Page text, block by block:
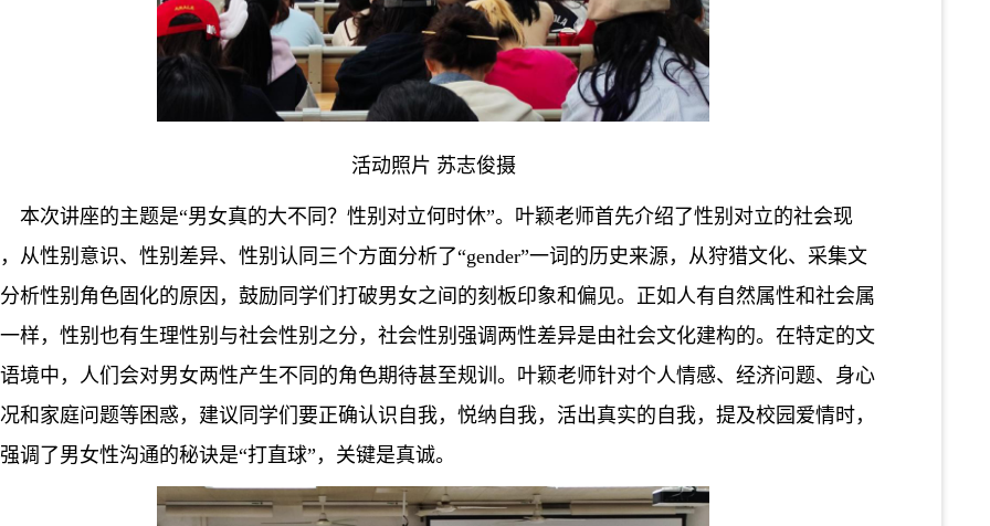
活动照片 苏志俊摄
本次讲座的主题是“男女真的大不同？性别对立何时休”。叶颖老师首先介绍了性别对立的社会现
从性别意识、性别差异、性别认同三个方面分析了“gender”一词的历史来源，从狩猎文化、采集文
析性别角色固化的原因，鼓励同学们打破男女之间的刻板印象和偏见。正如人有自然属性和社会属
样，性别也有生理性别与社会性别之分 ， 社会性别强调两性差异是由社会文化建构的。在特定的文
境中，人们会对男女两性产生不同的角色期待甚至规训。叶颖老师针对个人情感、经济问题、身心
和家庭问题等困惑，建议同学们要正确认识自我，悦纳自我，活出真实的自我， 提及校园爱情时，
强调了男女性沟通的秘诀是“打直球”， 关键是真诚。